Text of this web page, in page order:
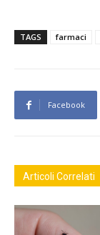
TAGS farmaci
Facebook
Articoli Correlati